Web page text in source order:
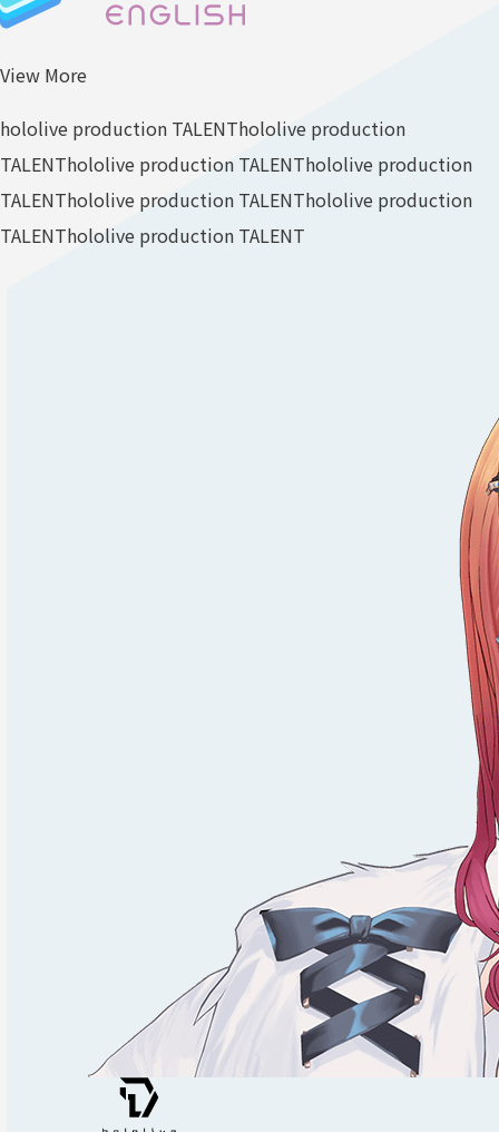
View More
hololive production TALENThololive production
TALENThololive production TALENThololive production
TALENThololive production TALENThololive production
TALENThololive production TALENT